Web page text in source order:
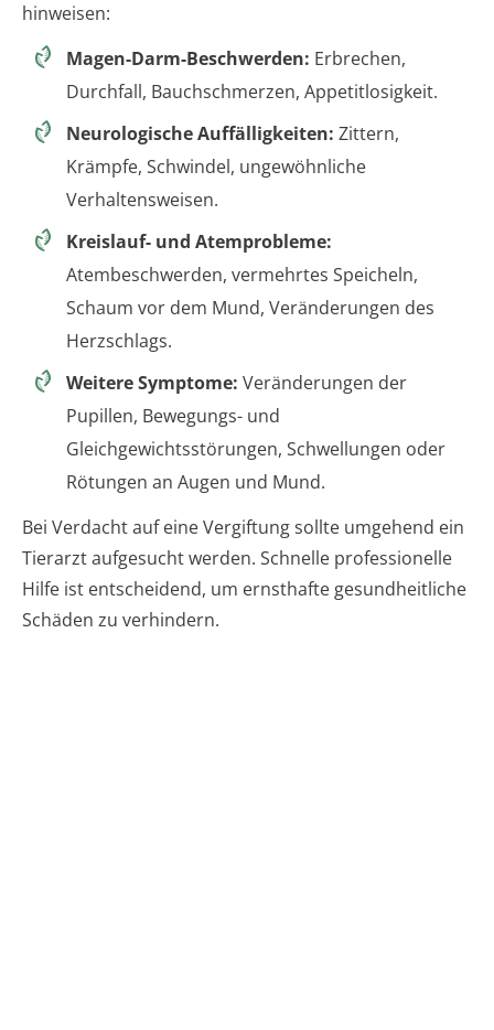
hinweisen:
Magen-Darm-Beschwerden: Erbrechen,
Durchfall, Bauchschmerzen, Appetitlosigkeit.
Neurologische Auffälligkeiten: Zittern,
Krämpfe, Schwindel, ungewöhnliche
Verhaltensweisen.
Kreislauf- und Atemprobleme:
Atembeschwerden, vermehrtes Speicheln,
Schaum vor dem Mund, Veränderungen des
Herzschlags.
Weitere Symptome: Veränderungen der
Pupillen, Bewegungs- und
Gleichgewichtsstörungen, Schwellungen oder
Rötungen an Augen und Mund.
Bei Verdacht auf eine Vergiftung sollte umgehend ein
Tierarzt aufgesucht werden. Schnelle professionelle
Hilfe ist entscheidend, um ernsthafte gesundheitliche
Schäden zu verhindern.